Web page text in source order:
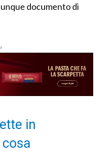
documento di
in